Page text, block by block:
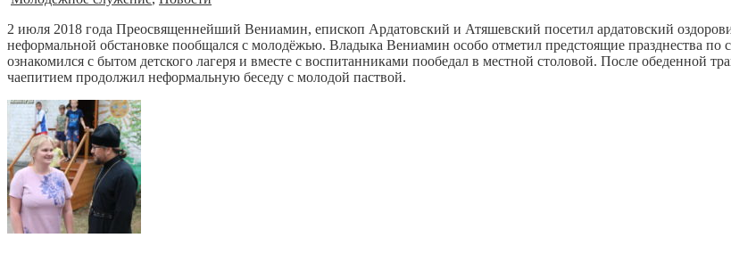
2 июля 2018 года Преосвященнейший Вениамин, епископ Ардатовский и Атяшевский посетил ардатовский
неформальной обстановке пообщался с молодёжью. Владыка Вениамин особо отметил предстоящие празднества
ознакомился с бытом детского лагеря и вместе с воспитанниками пообедал в местной столовой. После обеденной
чаепитием продолжил неформальную беседу с молодой паствой.